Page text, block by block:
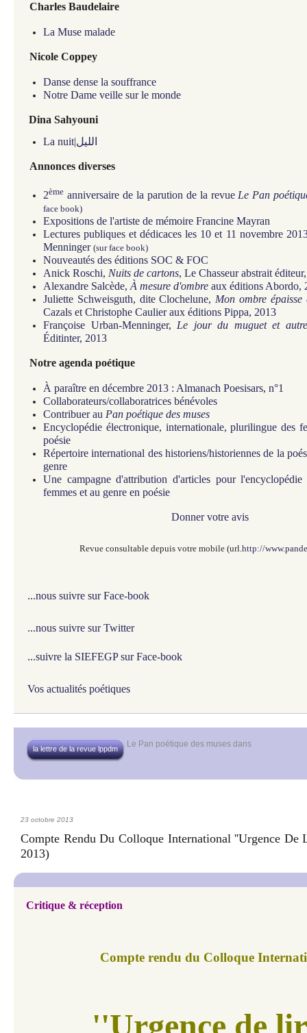
Charles Baudelaire
La Muse malade
Nicole Coppey
Danse dense la souffrance
Notre Dame veille sur le monde
Dina Sahyouni
La nuit|الليل
Annonces diverses
2ème anniversaire de la parution de la revue Le Pan
face book)
Expositions de l'artiste de mémoire Francine Mayran
Lectures publiques et dédicaces les 10 et 11 novembre
Menninger (sur face book)
Nouveautés des éditions SOC & FOC
Anick Roschi, Nuits de cartons, Le Chasseur abstrait
Alexandre Salcède, À mesure d'ombre aux éditions Abordo,
Juliette Schweisguth, dite Clochelune, Mon ombre épaisse
Cazals et Christophe Caulier aux éditions Pippa, 2013
Françoise Urban-Menninger, Le jour du muguet et
Éditinter, 2013
Notre agenda poétique
À paraître en décembre 2013 : Almanach Poesisars, n°1
Collaborateurs/collaboratrices bénévoles
Contribuer au Pan poétique des muses
Encyclopédie électronique, internationale, plurilingue des
poésie
Répertoire international des historiens/historiennes de la
genre
Une campagne d'attribution d'articles pour
femmes et au genre en poésie
Donner votre avis
Revue consultable depuis votre mobile (url.http://
...nous suivre sur Face-book
...nous suivre sur Twitter
...suivre la SIEFEGP sur Face-book
Vos actualités poétiques
Le Pan poétique des muses dans
la lettre de la revue lppdm
23 octobre 2013
Compte Rendu Du Colloque International ''Urgence De
2013)
Critique & réception
Compte rendu du Colloque
''Urgence de